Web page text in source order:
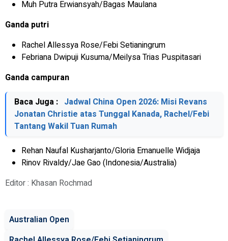
Muh Putra Erwiansyah/Bagas Maulana
Ganda putri
Rachel Allessya Rose/Febi Setianingrum
Febriana Dwipuji Kusuma/Meilysa Trias Puspitasari
Ganda campuran
Baca Juga : Jadwal China Open 2026: Misi Revans
Jonatan Christie atas Tunggal Kanada, Rachel/Febi
Tantang Wakil Tuan Rumah
Rehan Naufal Kusharjanto/Gloria Emanuelle Widjaja
Rinov Rivaldy/Jae Gao (Indonesia/Australia)
Editor : Khasan Rochmad
Australian Open